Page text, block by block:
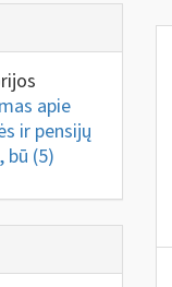
apie
ir pensijų
bū (5)